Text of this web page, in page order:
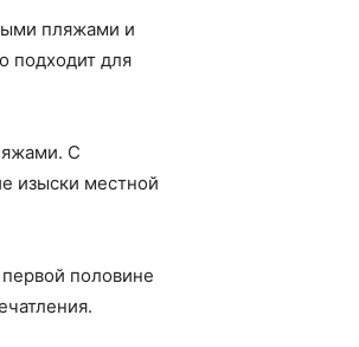
пляжами и
подходит для
С
изыски местной
половине